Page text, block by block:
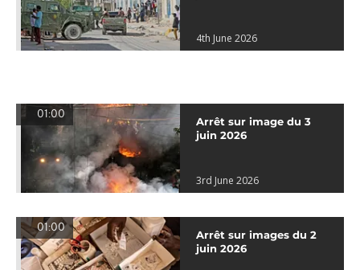
4th June 2026
01:00
Arrêt sur image du 3
juin 2026
3rd June 2026
01:00
Arrêt sur images du 2
juin 2026